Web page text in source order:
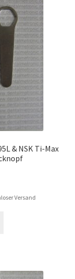
& NSK Ti-Max
Versand